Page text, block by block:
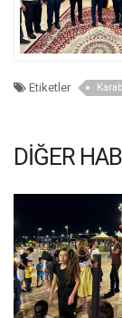
Etiketler
DİĞER